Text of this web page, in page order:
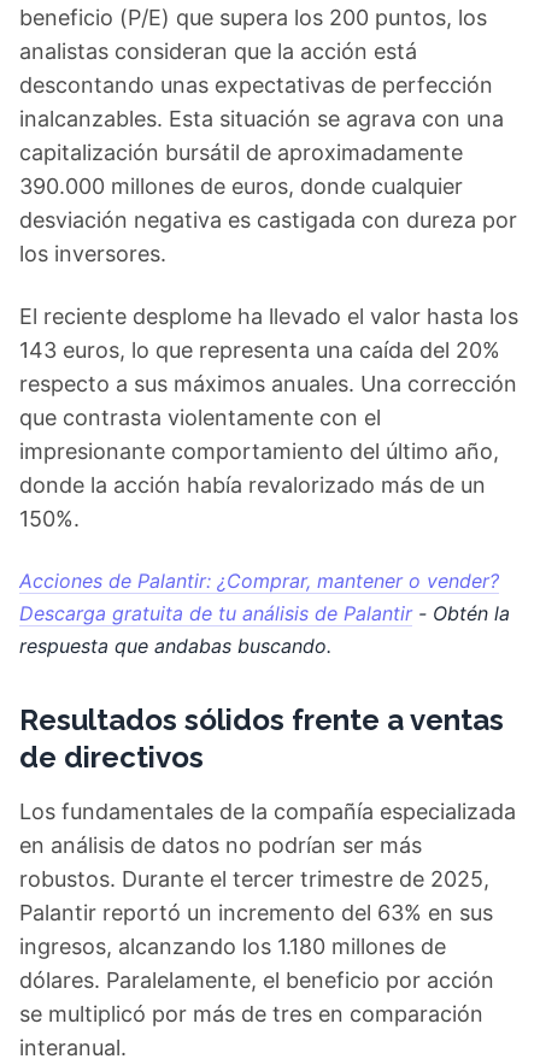
beneficio (P/E) que supera los 200 puntos, los
analistas consideran que la acción está
descontando unas expectativas de perfección
inalcanzables. Esta situación se agrava con una
capitalización bursátil de aproximadamente
390.000 millones de euros, donde cualquier
desviación negativa es castigada con dureza por
los inversores.
El reciente desplome ha llevado el valor hasta los
143 euros, lo que representa una caída del 20%
respecto a sus máximos anuales. Una corrección
que contrasta violentamente con el
impresionante comportamiento del último año,
donde la acción había revalorizado más de un
150%.
Acciones de Palantir: ¿Comprar, mantener o vender?
Descarga gratuita de tu análisis de Palantir- Obtén la
respuesta que andabas buscando.
Resultados sólidos frente a ventas
de directivos
Los fundamentales de la compañía especializada
en análisis de datos no podrían ser más
robustos. Durante el tercer trimestre de 2025,
Palantir reportó un incremento del 63% en sus
ingresos, alcanzando los 1.180 millones de
dólares. Paralelamente, el beneficio por acción
se multiplicó por más de tres en comparación
interanual.